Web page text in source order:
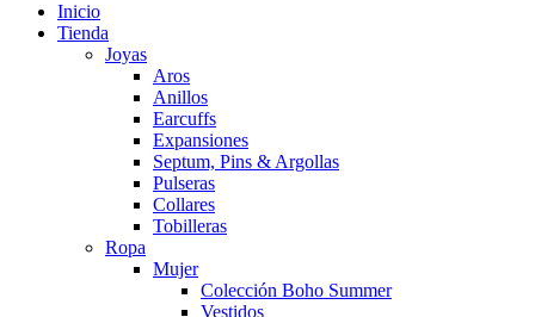
Inicio
Tienda
Joyas
Aros
Anillos
Earcuffs
Expansiones
Septum, Pins & Argollas
Pulseras
Collares
Tobilleras
Ropa
Mujer
Colección Boho Summer
Vestidos